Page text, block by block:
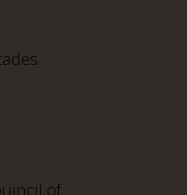
of